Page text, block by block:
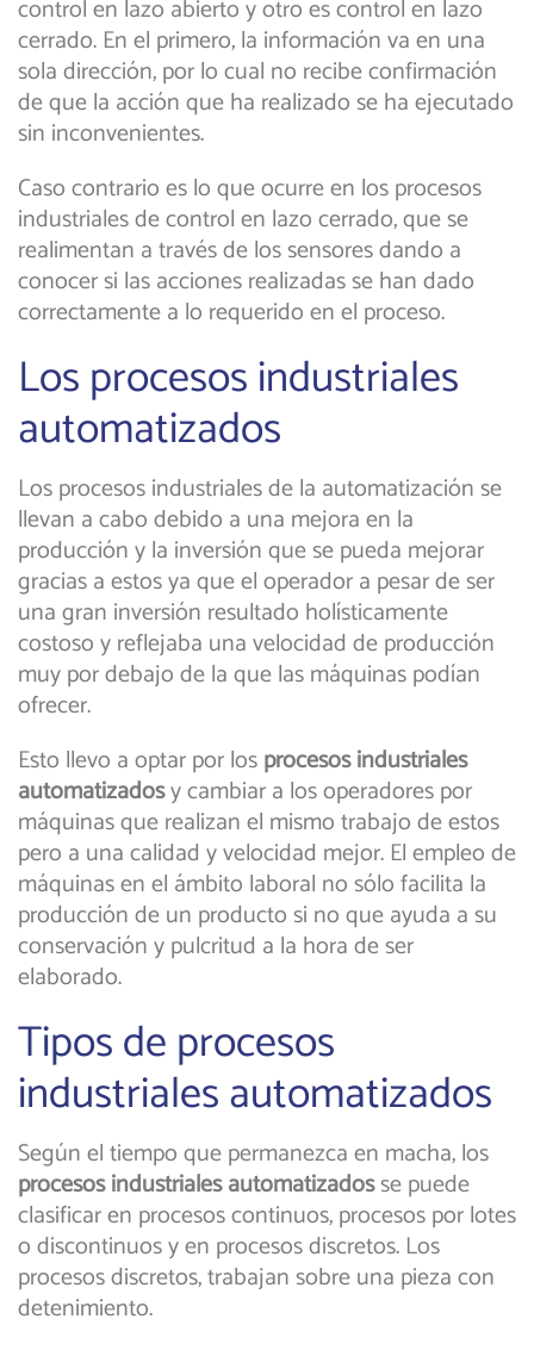
control en lazo abierto y otro es control en lazo
cerrado. En el primero, la información va en una
sola dirección, por lo cual no recibe confirmación
de que la acción que ha realizado se ha ejecutado
sin inconvenientes.
Caso contrario es lo que ocurre en los procesos
industriales de control en lazo cerrado, que se
realimentan a través de los sensores dando a
conocer si las acciones realizadas se han dado
correctamente a lo requerido en el proceso.
Los procesos industriales
automatizados
Los procesos industriales de la automatización se
llevan a cabo debido a una mejora en la
producción y la inversión que se pueda mejorar
gracias a estos ya que el operador a pesar de ser
una gran inversión resultado holísticamente
costoso y reflejaba una velocidad de producción
muy por debajo de la que las máquinas podían
ofrecer.
Esto llevo a optar por losprocesos industriales
automatizadosy cambiar a los operadores por
máquinas que realizan el mismo trabajo de estos
pero a una calidad y velocidad mejor. El empleo de
máquinas en el ámbito laboral no sólo facilita la
producción de un producto si no que ayuda a su
conservación y pulcritud a la hora de ser
elaborado.
Tipos de procesos
industriales automatizados
Según el tiempo que permanezca en macha, los
procesos industriales automatizadosse puede
clasificar en procesos continuos, procesos por lotes
o discontinuos y en procesos discretos. Los
procesos discretos, trabajan sobre una pieza con
detenimiento.